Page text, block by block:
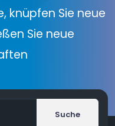
knüpfen Sie neue
Sie neue
Suche